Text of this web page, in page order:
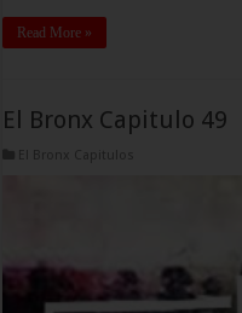
Read More »
El Bronx Capitulo 49
El Bronx Capitulos